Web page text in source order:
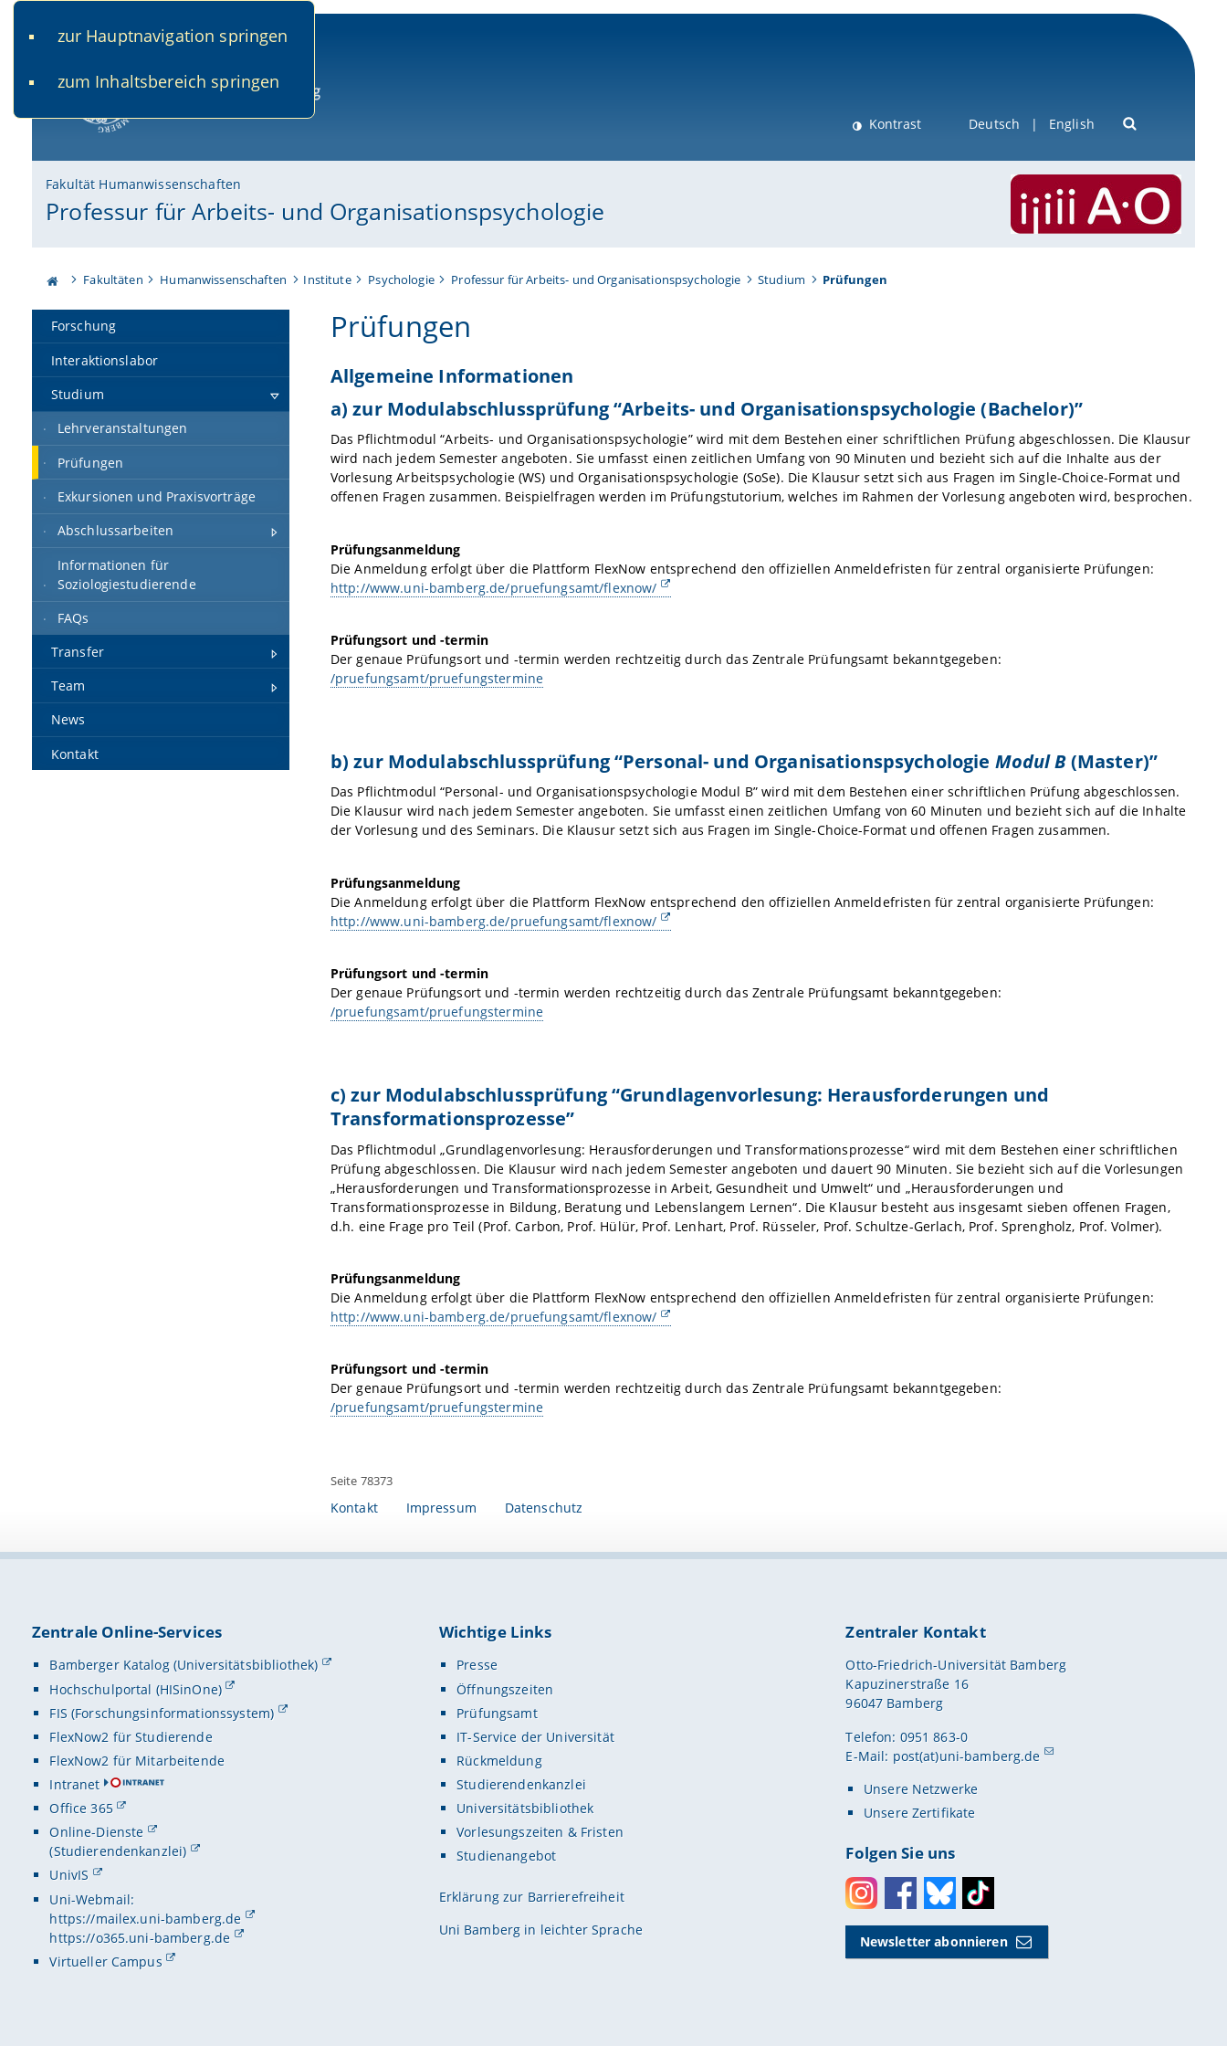
zur Hauptnavigation springen
zum Inhaltsbereich springen
Kontrast Deutsch English
Fakultät Humanwissenschaften
Professur für Arbeits- und Organisationspsychologie
Fakultäten Humanwissenschaften Institute Psychologie Professur für Arbeits- und Organisationspsychologie Studium Prüfungen
Forschung
Interaktionslabor
Studium
Lehrveranstaltungen
Prüfungen
Exkursionen und Praxisvorträge
Abschlussarbeiten
Informationen für
Soziologiestudierende
FAQs
Transfer
Team
News
Kontakt
Prüfungen
Allgemeine Informationen
a) zur Modulabschlussprüfung “Arbeits- und Organisationspsychologie (Bachelor)”
Das Pflichtmodul “Arbeits- und Organisationspsychologie” wird mit dem Bestehen einer schriftlichen Prüfung abgeschlossen. Die Klausur
wird nach jedem Semester angeboten. Sie umfasst einen zeitlichen Umfang von 90 Minuten und bezieht sich auf die Inhalte aus der
Vorlesung Arbeitspsychologie (WS) und Organisationspsychologie (SoSe). Die Klausur setzt sich aus Fragen im Single-Choice-Format und
offenen Fragen zusammen. Beispielfragen werden im Prüfungstutorium, welches im Rahmen der Vorlesung angeboten wird, besprochen.
Prüfungsanmeldung
Die Anmeldung erfolgt über die Plattform FlexNow entsprechend den offiziellen Anmeldefristen für zentral organisierte Prüfungen:
http://www.uni-bamberg.de/pruefungsamt/flexnow/
Prüfungsort und -termin
Der genaue Prüfungsort und -termin werden rechtzeitig durch das Zentrale Prüfungsamt bekanntgegeben:
/pruefungsamt/pruefungstermine
b) zur Modulabschlussprüfung “Personal- und Organisationspsychologie Modul B(Master)”
Das Pflichtmodul “Personal- und Organisationspsychologie Modul B” wird mit dem Bestehen einer schriftlichen Prüfung abgeschlossen.
Die Klausur wird nach jedem Semester angeboten. Sie umfasst einen zeitlichen Umfang von 60 Minuten und bezieht sich auf die Inhalte
der Vorlesung und des Seminars. Die Klausur setzt sich aus Fragen im Single-Choice-Format und offenen Fragen zusammen.
Prüfungsanmeldung
Die Anmeldung erfolgt über die Plattform FlexNow entsprechend den offiziellen Anmeldefristen für zentral organisierte Prüfungen:
http://www.uni-bamberg.de/pruefungsamt/flexnow/
Prüfungsort und -termin
Der genaue Prüfungsort und -termin werden rechtzeitig durch das Zentrale Prüfungsamt bekanntgegeben:
/pruefungsamt/pruefungstermine
c) zur Modulabschlussprüfung “Grundlagenvorlesung: Herausforderungen und
Transformationsprozesse”
Das Pflichtmodul „Grundlagenvorlesung: Herausforderungen und Transformationsprozesse“ wird mit dem Bestehen einer schriftlichen
Prüfung abgeschlossen. Die Klausur wird nach jedem Semester angeboten und dauert 90 Minuten. Sie bezieht sich auf die Vorlesungen
„Herausforderungen und Transformationsprozesse in Arbeit, Gesundheit und Umwelt“ und „Herausforderungen und
Transformationsprozesse in Bildung, Beratung und Lebenslangem Lernen“. Die Klausur besteht aus insgesamt sieben offenen Fragen,
d.h. eine Frage pro Teil (Prof. Carbon, Prof. Hülür, Prof. Lenhart, Prof. Rüsseler, Prof. Schultze-Gerlach, Prof. Sprengholz, Prof. Volmer).
Prüfungsanmeldung
Die Anmeldung erfolgt über die Plattform FlexNow entsprechend den offiziellen Anmeldefristen für zentral organisierte Prüfungen:
http://www.uni-bamberg.de/pruefungsamt/flexnow/
Prüfungsort und -termin
Der genaue Prüfungsort und -termin werden rechtzeitig durch das Zentrale Prüfungsamt bekanntgegeben:
/pruefungsamt/pruefungstermine
Seite 78373
Kontakt Impressum Datenschutz
Zentrale Online-Services
Bamberger Katalog (Universitätsbibliothek)
Hochschulportal (HISinOne)
FIS (Forschungsinformationssystem)
FlexNow2 für Studierende
FlexNow2 für Mitarbeitende
Intranet
Office 365
Online-Dienste
(Studierendenkanzlei)
UnivIS
Uni-Webmail:
https://mailex.uni-bamberg.de
https://o365.uni-bamberg.de
Virtueller Campus
Wichtige Links
Presse
Öffnungszeiten
Prüfungsamt
IT-Service der Universität
Rückmeldung
Studierendenkanzlei
Universitätsbibliothek
Vorlesungszeiten & Fristen
Studienangebot
Erklärung zur Barrierefreiheit
Uni Bamberg in leichter Sprache
Zentraler Kontakt
Otto-Friedrich-Universität Bamberg
Kapuzinerstraße 16
96047 Bamberg
Telefon: 0951 863-0
E-Mail: post(at)uni-bamberg.de
Unsere Netzwerke
Unsere Zertifikate
Folgen Sie uns
InstagramFacebookBlueskyToktok
Newsletter abonnieren